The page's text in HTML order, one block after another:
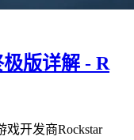
极版详解 - R
戏开发商Rockstar